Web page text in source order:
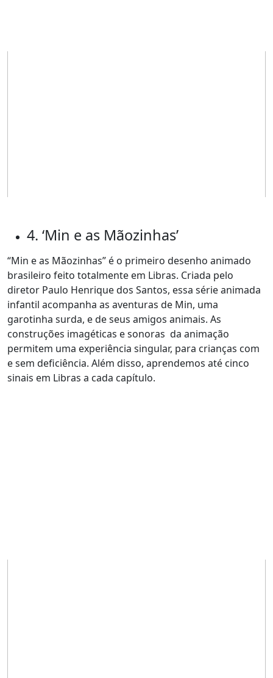
4. ‘Min e as Mãozinhas’
“Min e as Mãozinhas” é o primeiro desenho animado
brasileiro feito totalmente em Libras. Criada pelo
diretor Paulo Henrique dos Santos, essa série animada
infantil acompanha as aventuras de Min, uma
garotinha surda, e de seus amigos animais. As
construções imagéticas e sonoras da animação
permitem uma experiência singular, para crianças com
e sem deficiência. Além disso, aprendemos até cinco
sinais em Libras a cada capítulo.